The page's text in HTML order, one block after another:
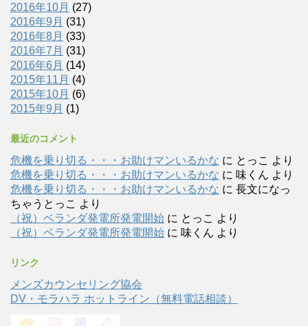
2016年10月 (27)
2016年9月 (31)
2016年8月 (33)
2016年7月 (31)
2016年6月 (14)
2015年11月 (4)
2015年10月 (6)
2015年9月 (1)
最近のコメント
危機を乗り切る・・・お助けマンいるかな に とっこ より
危機を乗り切る・・・お助けマンいるかな に 味くん より
危機を乗り切る・・・お助けマンいるかな に 長文になっ
ちゃうとっこ より
（祝）ベランダ発電所発電開始 に とっこ より
（祝）ベランダ発電所発電開始 に 味くん より
リンク
メンズカウンセリング協会
DV・モラハラ ホットライン（無料電話相談）